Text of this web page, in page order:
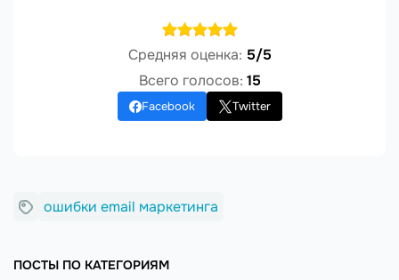
Средняя оценка: 5/5
Всего голосов: 15
Facebook Twitter
ошибки email маркетинга
ПОСТЫ ПО КАТЕГОРИЯМ